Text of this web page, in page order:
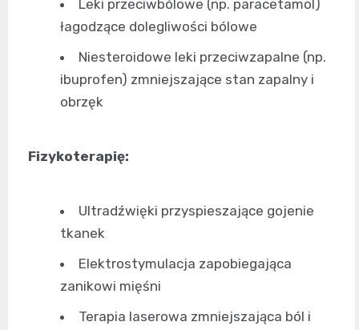
Leki przeciwbólowe (np. paracetamol)
łagodzące dolegliwości bólowe
Niesteroidowe leki przeciwzapalne (np.
ibuprofen) zmniejszające stan zapalny i
obrzęk
Fizykoterapię:
Ultradźwięki przyspieszające gojenie
tkanek
Elektrostymulacja zapobiegająca
zanikowi mięśni
Terapia laserowa zmniejszająca ból i